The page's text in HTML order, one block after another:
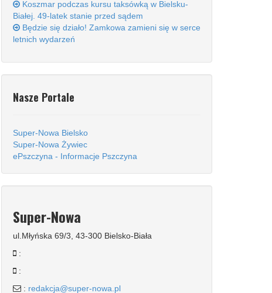
Koszmar podczas kursu taksówką w Bielsku-
Białej. 49-latek stanie przed sądem
Będzie się działo! Zamkowa zamieni się w serce
letnich wydarzeń
Nasze Portale
Super-Nowa Bielsko
Super-Nowa Żywiec
ePszczyna - Informacje Pszczyna
Super-Nowa
ul.Młyńska 69/3, 43-300 Bielsko-Biała
:
:
: redakcja@super-nowa.pl